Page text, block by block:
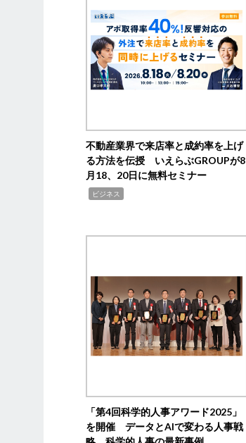
不動産業界で来店率と成約率を上げ
る方法を伝授 いえらぶGROUPが8
月18、20日に無料セミナー
ビジネス
「第4回科学的人事アワード2025」
を開催 データとAIで変わる人事戦